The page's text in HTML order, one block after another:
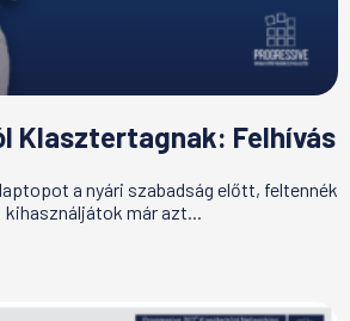
Klasztertagnak: Felhívás
a nyári szabadság előtt, feltennék
már azt...